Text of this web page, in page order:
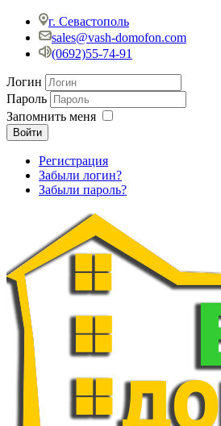
г. Севастополь
sales@vash-domofon.com
(0692)55-74-91
Логин
Пароль
Запомнить меня
Войти
Регистрация
Забыли логин?
Забыли пароль?